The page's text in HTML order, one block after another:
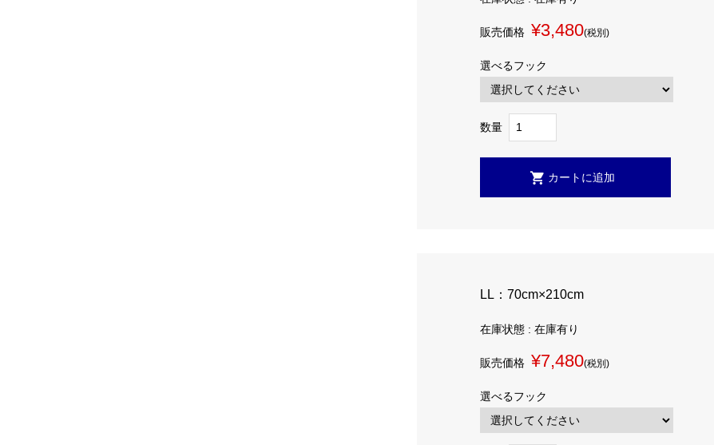
販売価格 ¥3,480(税別)
選べるフック
数量
LL：70cm×210cm
在庫状態 : 在庫有り
販売価格 ¥7,480(税別)
選べるフック